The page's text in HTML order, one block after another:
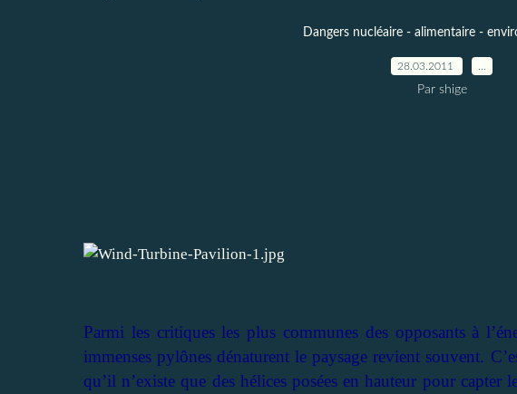
Dangers nucléaire - alimentaire -
28.03.2011
Par shige
Parmi les critiques les plus communes des opposants à
immenses pylônes dénaturent le paysage revient souvent.
qu’il n’existe que des hélices posées en hauteur pour